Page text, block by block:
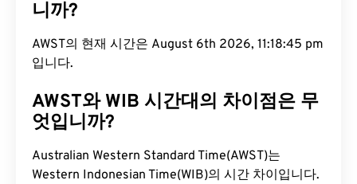
니까?
AWST의 현재 시간은 August 6th 2026, 11:18:46 pm
입니다.
AWST와 WIB 시간대의 차이점은 무
엇입니까?
Australian Western Standard Time(AWST)는
Western Indonesian Time(WIB)의 시간 차이입니다.